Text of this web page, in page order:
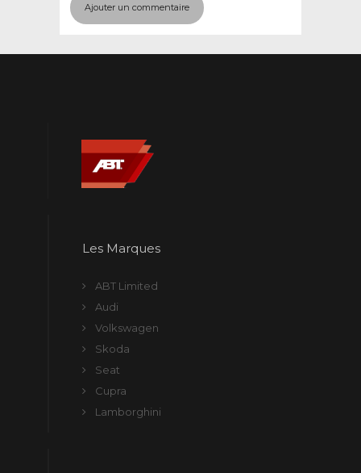
Les Marques
ABT Limited
Audi
Volkswagen
Skoda
Seat
Cupra
Lamborghini